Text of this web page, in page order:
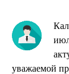
уважаемой